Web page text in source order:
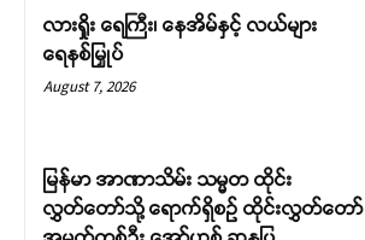
လားရှိုး ရေကြီး၊ နေအိမ်နှင့် လယ်များ
ရေနစ်မြှုပ်
August 7, 2026
မြန်မာ အာဏာသိမ်း သမ္မတ ထိုင်း
လွှတ်တော်သို့ ရောက်ရှိစဉ် ထိုင်းလွှတ်တော်